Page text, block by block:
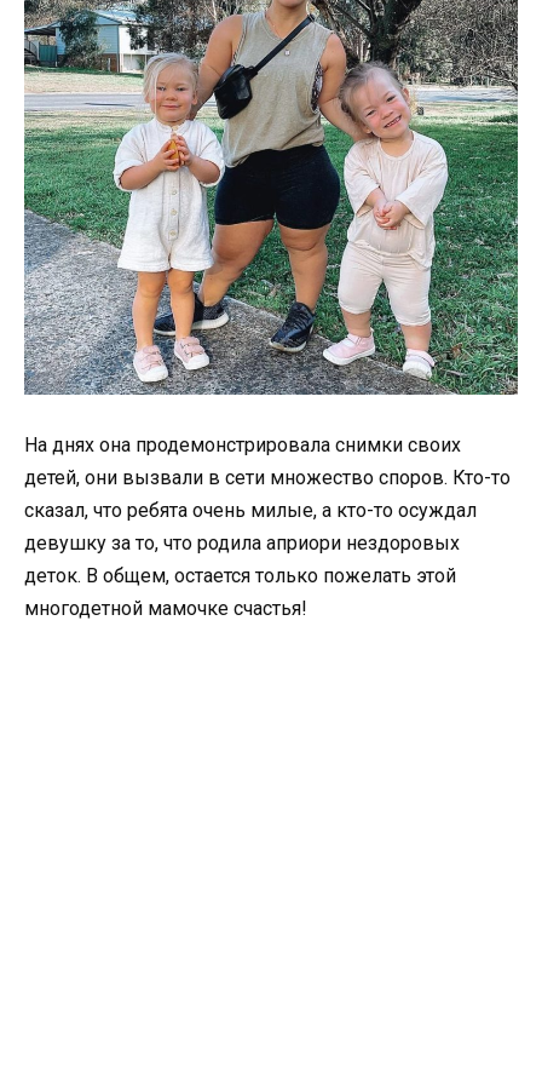
На днях она продемонстрировала снимки своих
детей, они вызвали в сети множество споров. Кто-то
сказал, что ребята очень милые, а кто-то осуждал
девушку за то, что родила априори нездоровых
деток. В общем, остается только пожелать этой
многодетной мамочке счастья!